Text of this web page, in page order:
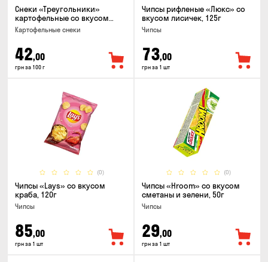
Снеки «Треугольники»
картофельные со вкусом
сметаны с луком
Картофельные снеки
42,00
грн за 100 г
Чипсы рифленые «Люкс» со
вкусом лисичек, 125г
Чипсы
73,00
грн за 1 шт
(0)
Чипсы «Lays» со вкусом
краба, 120г
Чипсы
85,00
грн за 1 шт
(0)
Чипсы «Hroom» со вкусом
сметаны и зелени, 50г
Чипсы
29,00
грн за 1 шт